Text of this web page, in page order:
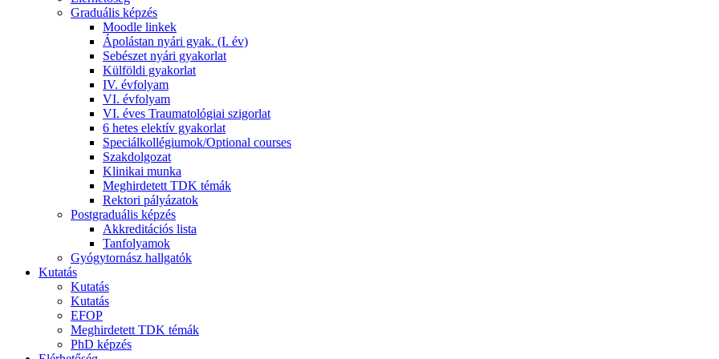
Graduális képzés
Moodle linkek
Ápolástan nyári gyak. (I. év)
Sebészet nyári gyakorlat
Külföldi gyakorlat
IV. évfolyam
VI. évfolyam
VI. éves Traumatológiai szigorlat
6 hetes elektív gyakorlat
Speciálkollégiumok/Optional courses
Szakdolgozat
Klinikai munka
Meghirdetett TDK témák
Rektori pályázatok
Postgraduális képzés
Akkreditációs lista
Tanfolyamok
Gyógytornász hallgatók
Kutatás
Kutatás
Kutatás
EFOP
Meghirdetett TDK témák
PhD képzés